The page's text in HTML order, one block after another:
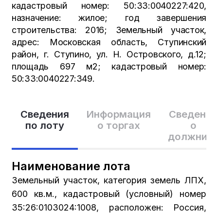
Сведения
по лоту
Информация
о торгах
Сведения
о
Наименование лота
Земельный участок, категория земель ЛПХ,
600 кв.м., кадастровый (условный) номер
35:26:0103024:1008, расположен: Россия,
кадастровый номер: 50:33:0040227:420,
назначение: жилое; год завершения
строительства: 2016; Земельный участок,
адрес: Московская область, Ступинский
район, г. Ступино, ул. Н. Островского, д.12;
площадь 697 м2; кадастровый номер:
50:33:0040227:349.